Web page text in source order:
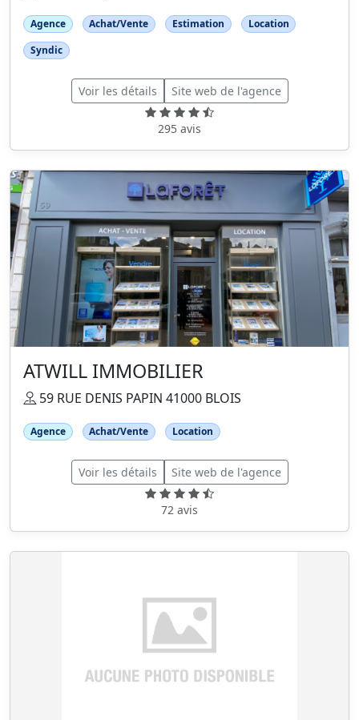
Agence Achat/Vente Estimation
Location
Syndic
Voir les détails Site web de l'agence
295 avis
ATWILL IMMOBILIER
59 RUE DENIS PAPIN 41000 BLOIS
Agence Achat/Vente Location
Voir les détails Site web de l'agence
72 avis